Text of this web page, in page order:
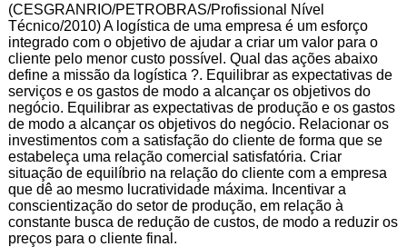
(CESGRANRIO/PETROBRAS/Profissional Nível
Técnico/2010) A logística de uma empresa é um esforço
integrado com o objetivo de ajudar a criar um valor para o
cliente pelo menor custo possível. Qual das ações abaixo
define a missão da logística ?. Equilibrar as expectativas de
serviços e os gastos de modo a alcançar os objetivos do
negócio. Equilibrar as expectativas de produção e os gastos
de modo a alcançar os objetivos do negócio. Relacionar os
investimentos com a satisfação do cliente de forma que se
estabeleça uma relação comercial satisfatória. Criar
situação de equilíbrio na relação do cliente com a empresa
que dê ao mesmo lucratividade máxima. Incentivar a
conscientização do setor de produção, em relação à
constante busca de redução de custos, de modo a reduzir os
preços para o cliente final.